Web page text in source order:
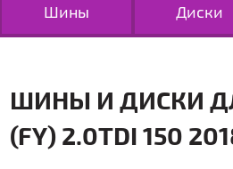
Шины Диски
ШИНЫ И ДИСКИ
(FY) 2.0TDI 150